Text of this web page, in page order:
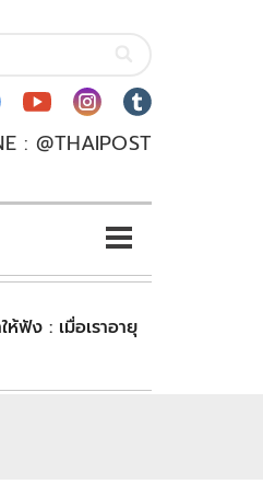
: @THAIPOST
ให้ฟัง : เมื่อเราอายุ